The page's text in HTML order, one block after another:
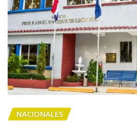
NACIONALES